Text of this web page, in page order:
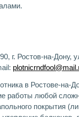
г. Ростов-на-Дону,
в Ростове-на-
работы любой
покрытия